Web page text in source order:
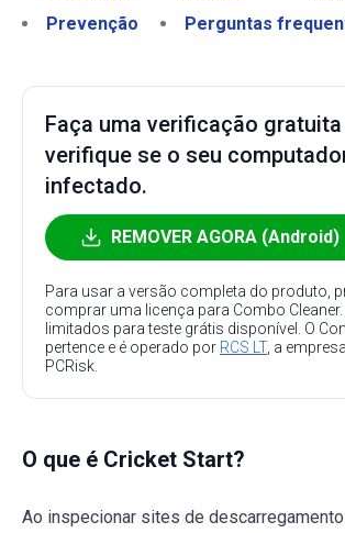
Prevenção
Perguntas
Faça uma verificação
verifique se o seu
infectado.
REMOVER AGORA (Android)
Para usar a versão completa do produto,
comprar uma licença para Combo Cleaner.
limitados para teste grátis disponível. O
pertence e é operado por RCS LT, a
PCRisk.
O que é Cricket Start?
Ao inspecionar sites de